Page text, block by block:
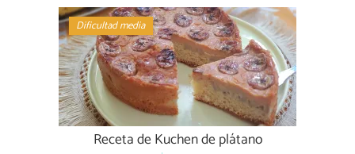
Dificultad media
Receta de Kuchen de plátano